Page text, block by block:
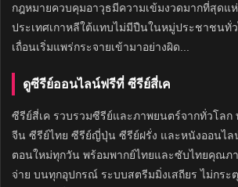
กฎหมายควบคุมอาวุธมีความเข้มงวดมากที่สุดแ
ประเทศเกาหลีใต้แทบไม่มีปืนในหมู่ประชาชนทั่
เถื่อนเริ่มแพร่กระจายเข้ามาอย่างผิด...
ดูซีรีย์ออนไลน์ฟรีที่ ซีรีย์สี่เค
ซีรีย์สี่เค รวบรวมซีรีย์และภาพยนตร์จากทั่วโลก
จีน ซีรีย์ไทย ซีรีย์ญี่ปุ่น ซีรีย์ฝรั่ง และหนังออนไ
ตอนใหม่ทุกวัน พร้อมพากย์ไทยและซับไทยคุณภ
จ่าย บนทุกอุปกรณ์ ระบบสตรีมมิ่งเสถียร ไม่กระ